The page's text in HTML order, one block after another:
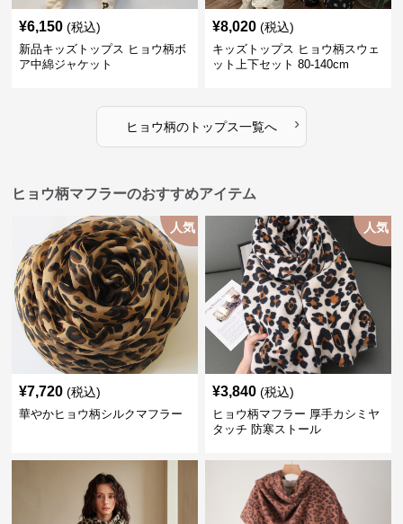
¥6,150 (税込)
新品キッズトップス ヒョウ柄ボ
ア中綿ジャケット
¥8,020 (税込)
キッズトップス ヒョウ柄スウェ
ット上下セット 80-140cm
ヒョウ柄のトップス一覧へ ›
ヒョウ柄マフラーのおすすめアイテム
人気
¥7,720 (税込)
華やかヒョウ柄シルクマフラー
人気
¥3,840 (税込)
ヒョウ柄マフラー 厚手カシミヤ
タッチ 防寒ストール